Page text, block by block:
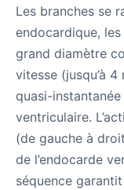
Les branches se
endocardique,
grand diamètre
vitesse (jusqu’à
quasi-
ventriculaire.
(de gauche à
de l’endocarde
séquence